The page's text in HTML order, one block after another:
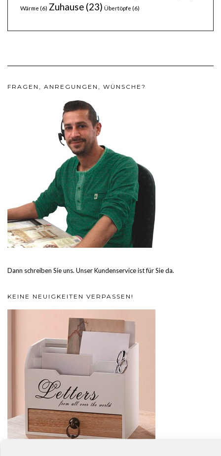
Wärme (6) Zuhause (23) Übertöpfe (6)
FRAGEN, ANREGUNGEN, WÜNSCHE?
Dann schreiben Sie uns. Unser Kundenservice ist für Sie da.
KEINE NEUIGKEITEN VERPASSEN!